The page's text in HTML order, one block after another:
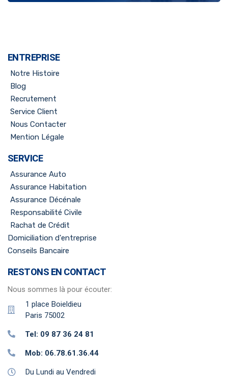
ENTREPRISE
Notre Histoire
Blog
Recrutement
Service Client
Nous Contacter
Mention Légale
SERVICE
Assurance Auto
Assurance Habitation
Assurance Décénale
Responsabilité Civile
Rachat de Crédit
Domiciliation d'entreprise
Conseils Bancaire
RESTONS EN CONTACT
Nous sommes là pour écouter:
1 place Boieldieu
Paris 75002
Tel: 09 87 36 24 81
Mob: 06.78.61.36.44
Du Lundi au Vendredi